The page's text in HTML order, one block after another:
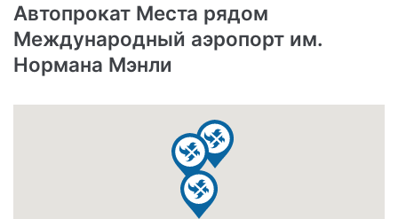
Автопрокат Места рядом
Международный аэропорт им.
Нормана Мэнли